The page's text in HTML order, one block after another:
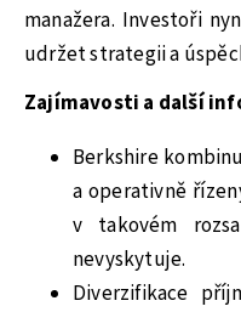
manažera. Investoři
udržet strategii a
Zajímavosti a další
Berkshire
a operativně
v takovém
nevyskytuje.
Diverzifikace